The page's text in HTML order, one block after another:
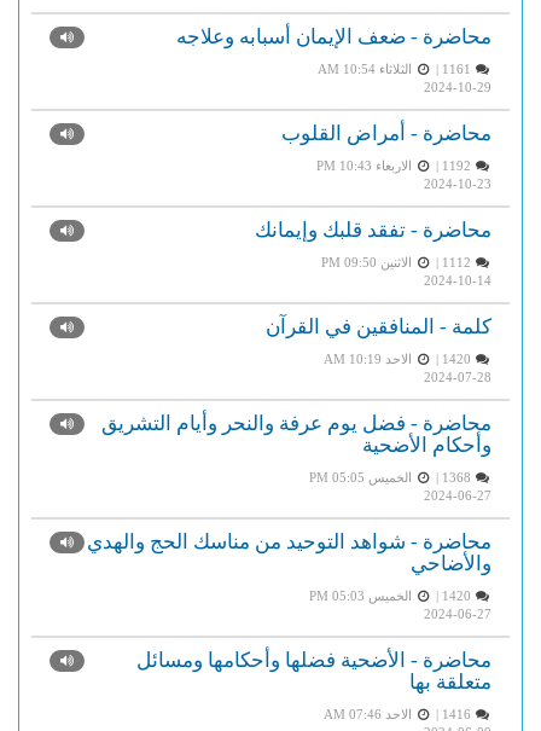
محاضرة - ضعف الإيمان أسبابه وعلاجه
الثلاثاء AM 10:54
2024-10-29
محاضرة - أمراض القلوب
الاربعاء PM 10:43
2024-10-23
محاضرة - تفقد قلبك وإيمانك
الاثنين PM 09:50
2024-10-14
كلمة - المنافقين في القرآن
الاحد AM 10:19
2024-07-28
محاضرة - فضل يوم عرفة والنحر وأيام التشريق
وأحكام الأضحية
الخميس PM 05:05
2024-06-27
محاضرة - شواهد التوحيد من مناسك الحج والهدي
والأضاحي
الخميس PM 05:03
2024-06-27
محاضرة - الأضحية فضلها وأحكامها ومسائل
متعلقة بها
الاحد AM 07:46